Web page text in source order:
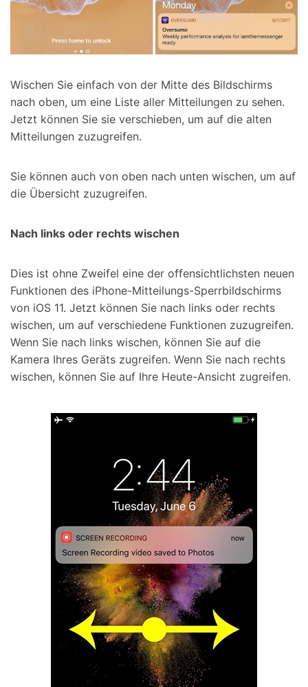
Wischen Sie einfach von der Mitte des Bildschirms
nach oben, um eine Liste aller Mitteilungen zu sehen.
Jetzt können Sie sie verschieben, um auf die alten
Mitteilungen zuzugreifen.
Sie können auch von oben nach unten wischen, um auf
die Übersicht zuzugreifen.
Nach links oder rechts wischen
Dies ist ohne Zweifel eine der offensichtlichsten neuen
Funktionen des iPhone-Mitteilungs-Sperrbildschirms
von iOS 11. Jetzt können Sie nach links oder rechts
wischen, um auf verschiedene Funktionen zuzugreifen.
Wenn Sie nach links wischen, können Sie auf die
Kamera Ihres Geräts zugreifen. Wenn Sie nach rechts
wischen, können Sie auf Ihre Heute-Ansicht zugreifen.